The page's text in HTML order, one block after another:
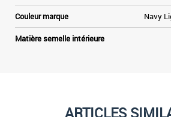
Couleur marque Navy
Matière semelle intérieure
ARTICLES